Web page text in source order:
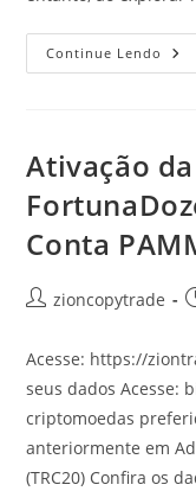
Continue Lendo O
$50
Para
A
Ativação
Conta
Autor
post:
zioncopytrade
Acesse: https://
seus dados Acesse:
criptomoedas
anteriormente em
(TRC20) Confira os